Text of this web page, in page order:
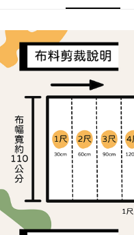
１．簡單：不需註冊會員、不需
３．安心：先確認商品／服務後
【「AFTEE先享後付」結帳流程
１．於結帳方式選擇「AFTEE
結帳頁面，進行簡訊認證並確
２．訂單成立數日內，您將收到
３．收到繳費通知簡訊後14天
ATM／網路銀行／等多元方式進
※ 請注意：結帳手續完成當下不
購買商品的店家。未經商家同意
後付繳納相關費用。
※ 交易是否成功請以「AFTEE
是否繳費成功／繳費後需取消
客戶支援中心」 https://
【注意事項】
１．透過由恩沛科技股份有限
全家取貨付款
每筆NT$65，滿NT$1,500(
每筆NT$65，滿NT$1,500(
宅配
每筆NT$150，滿NT$1,500(
離島宅配
每筆NT$240